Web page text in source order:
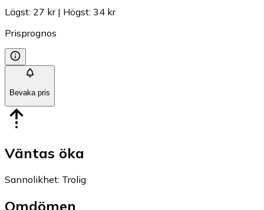
Lägst: 27 kr| Högst: 34 kr
Prisprognos
Bevaka pris
Väntas öka
Sannolikhet: Trolig
Omdömen